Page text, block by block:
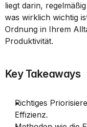
liegt darin,
was wirklich wichtig
Ordnung in Ihrem
Produktivität.
Key Takeaways
Richtiges
Effizienz.